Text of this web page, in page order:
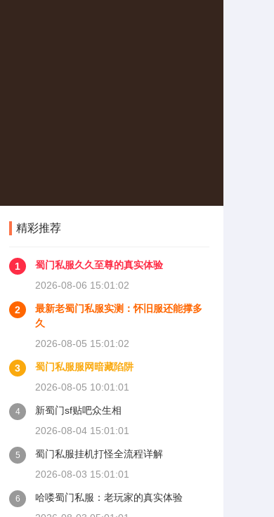
精彩推荐
1
蜀门私服久久至尊的真实体验
2026-08-06 15:01:02
2
最新老蜀门私服实测：怀旧服还能撑多
久
2026-08-05 15:01:02
3
蜀门私服服网暗藏陷阱
2026-08-05 10:01:01
4
新蜀门sf贴吧众生相
2026-08-04 15:01:01
5
蜀门私服挂机打怪全流程详解
2026-08-03 15:01:01
6
哈喽蜀门私服：老玩家的真实体验